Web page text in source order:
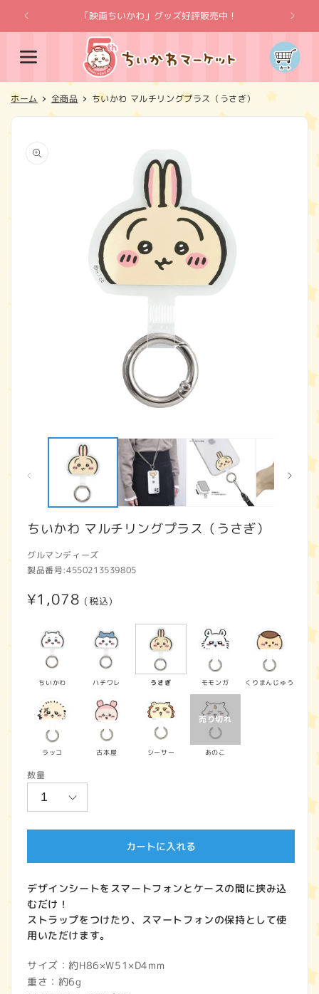
ンツに
進む
「映画ちいかわ」グッズ好評販売中！
カ
ー
ト
ホーム 全商品 ちいかわ マルチリングプラス（うさぎ）
報にス
キップ
ちいかわ マルチリングプラス（うさぎ）
グルマンディーズ
製品番号:4550213539805
通
価
¥1,078 (税込)
ちいかわ ハチワレ うさぎ モモンガ くりまんじゅう
ラッコ 古本屋 シーサー あのこ
数量
カートに入れる
デザインシートをスマートフォンとケースの間に挟み込
むだけ！
ストラップをつけたり、スマートフォンの保持として使
用いただけます。
サイズ：約H86×W51×D4mm
重さ：約6g